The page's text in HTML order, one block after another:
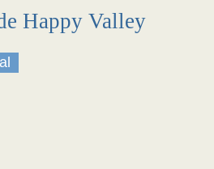
Happy Valley